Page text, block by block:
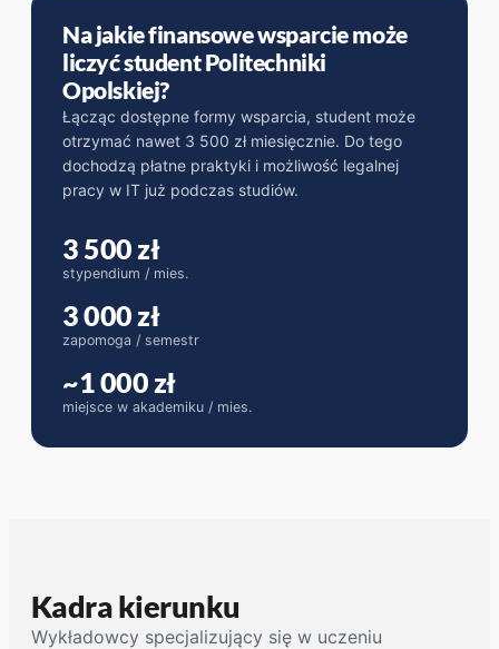
Na jakie finansowe wsparcie może
liczyć student Politechniki
Opolskiej?
Łącząc dostępne formy wsparcia, student może
otrzymać nawet 3 500 zł miesięcznie. Do tego
dochodzą płatne praktyki i możliwość legalnej
pracy w IT już podczas studiów.
3 500 zł
stypendium / mies.
3 000 zł
zapomoga / semestr
~1 000 zł
miejsce w akademiku / mies.
Kadra kierunku
Wykładowcy specjalizujący się w uczeniu